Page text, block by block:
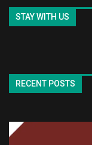
STAY WITH US
RECENT POSTS